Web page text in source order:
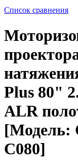
Список сравнения
Plus 80"
ALR
[Модель:
C080]